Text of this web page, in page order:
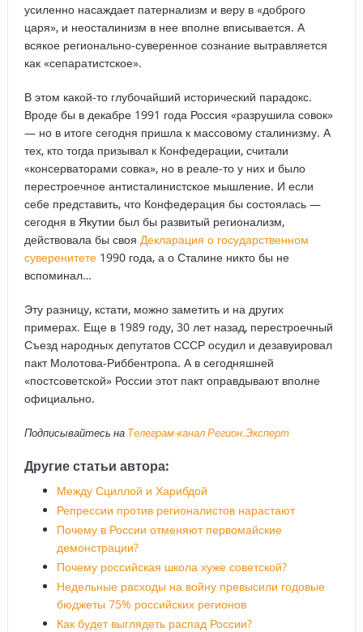
усиленно насаждает патернализм и веру в «доброго
царя», и неосталинизм в нее вполне вписывается. А
всякое регионально-суверенное сознание вытравляется
как «сепаратистское».
В этом какой-то глубочайший исторический парадокс.
Вроде бы в декабре 1991 года Россия «разрушила совок»
— но в итоге сегодня пришла к массовому сталинизму. А
тех, кто тогда призывал к Конфедерации, считали
«консерваторами совка», но в реале-то у них и было
перестроечное антисталинистское мышление. И если
себе представить, что Конфедерация бы состоялась —
сегодня в Якутии был бы развитый регионализм,
действовала бы своя Декларация о государственном
суверенитете1990 года, а о Сталине никто бы не
вспоминал…
Эту разницу, кстати, можно заметить и на других
примерах. Еще в 1989 году, 30 лет назад, перестроечный
Съезд народных депутатов СССР осудил и дезавуировал
пакт Молотова-Риббентропа. А в сегодняшней
«постсоветской» России этот пакт оправдывают вполне
официально.
Подписывайтесь на Телеграм-канал Регион.Эксперт
Другие статьи автора:
Между Сциллой и Харибдой
Репрессии против регионалистов нарастают
Почему в России отменяют первомайские
демонстрации?
Почему российская школа хуже советской?
Недельные расходы на войну превысили годовые
бюджеты 75% российских регионов
Как будет выглядеть распад России?